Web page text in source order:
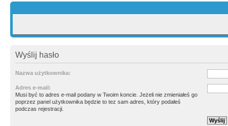
Wyślij hasło
Nazwa użytkownika:
Adres e-mail:
Musi być to adres e-mail podany w Twoim koncie. Jeżeli nie zmieniałeś go
poprzez panel użytkownika będzie to tez sam adres, który podałeś
podczas rejestracji.